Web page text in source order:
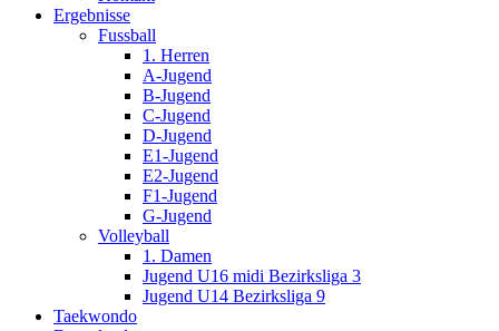
Ergebnisse
Fussball
1. Herren
A-Jugend
B-Jugend
C-Jugend
D-Jugend
E1-Jugend
E2-Jugend
F1-Jugend
G-Jugend
Volleyball
1. Damen
Jugend U16 midi Bezirksliga 3
Jugend U14 Bezirksliga 9
Taekwondo